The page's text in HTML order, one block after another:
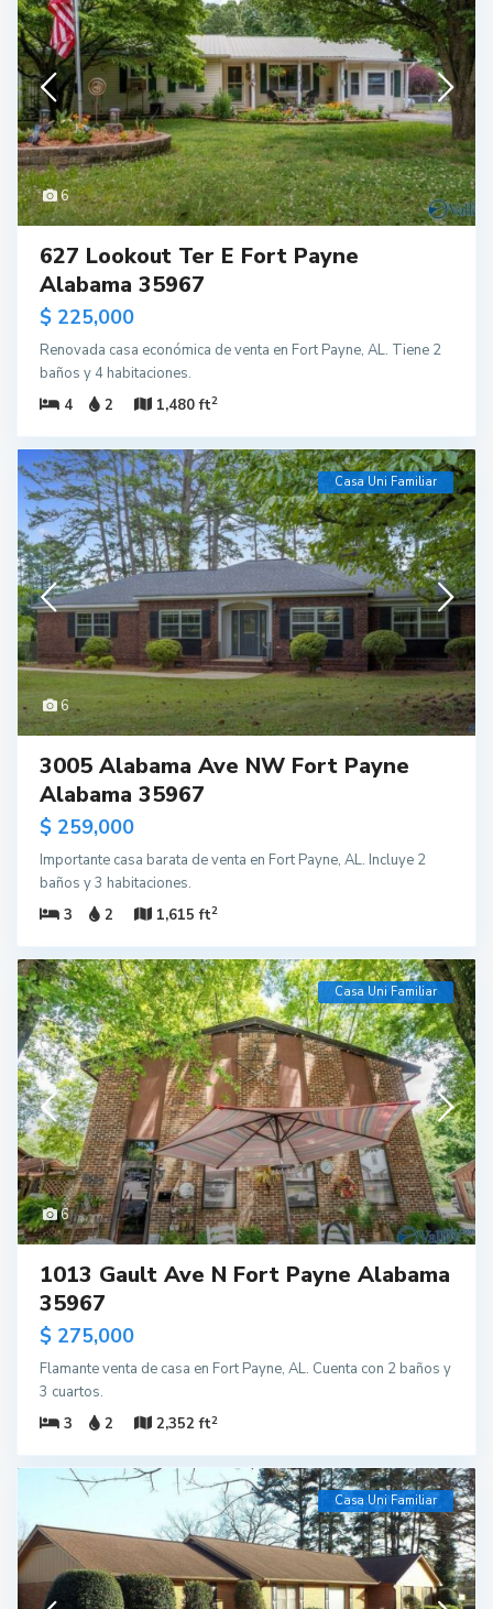
6
627 Lookout Ter E Fort Payne
Alabama 35967
$ 225,000
Renovada casa económica de venta en Fort Payne, AL. Tiene 2
baños y 4 habitaciones.
4
2 1,480 ft2
6
Casa Uni Familiar
3005 Alabama Ave NW Fort Payne
Alabama 35967
$ 259,000
Importante casa barata de venta en Fort Payne, AL. Incluye 2
baños y 3 habitaciones.
3
2 1,615 ft2
6
Casa Uni Familiar
1013 Gault Ave N Fort Payne Alabama
35967
$ 275,000
Flamante venta de casa en Fort Payne, AL. Cuenta con 2 baños y
3 cuartos.
3
2 2,352 ft2
Casa Uni Familiar